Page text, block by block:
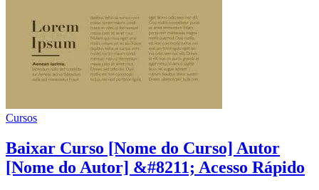
Cursos
Baixar Curso [Nome do Curso] Autor
[Nome do Autor] &#8211; Acesso Rápido